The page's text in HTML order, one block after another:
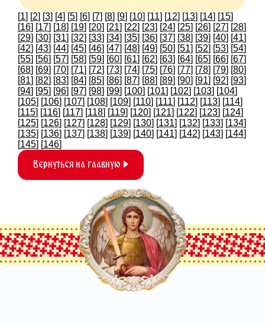
[1] [2] [3] [4] [5] [6] [7] [8] [9] [10] [11] [12] [13] [14] [15]
[16] [17] [18] [19] [20] [21] [22] [23] [24] [25] [26] [27] [28]
[29] [30] [31] [32] [33] [34] [35] [36] [37] [38] [39] [40] [41]
[42] [43] [44] [45] [46] [47] [48] [49] [50] [51] [52] [53] [54]
[55] [56] [57] [58] [59] [60] [61] [62] [63] [64] [65] [66] [67]
[68] [69] [70] [71] [72] [73] [74] [75] [76] [77] [78] [79] [80]
[81] [82] [83] [84] [85] [86] [87] [88] [89] [90] [91] [92] [93]
[94] [95] [96] [97] [98] [99] [100] [101] [102] [103] [104]
[105] [106] [107] [108] [109] [110] [111] [112] [113] [114]
[115] [116] [117] [118] [119] [120] [121] [122] [123] [124]
[125] [126] [127] [128] [129] [130] [131] [132] [133] [134]
[135] [136] [137] [138] [139] [140] [141] [142] [143] [144]
[145] [146]
Вернуться на главную